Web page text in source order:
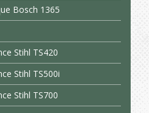
Bosch 1365
Stihl TS420
Stihl TS500i
Stihl TS700